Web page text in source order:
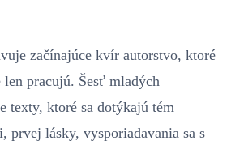
začínajúce kvír autorstvo, ktoré
len pracujú. Šesť mladých
texty, ktoré sa dotýkajú tém
prvej lásky, vysporiadavania sa s